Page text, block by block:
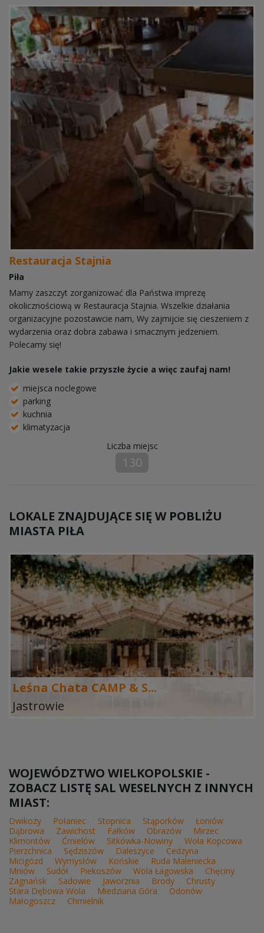
Restauracja Stajnia
Piła
Mamy zaszczyt zorganizować dla Państwa imprezę
okolicznościową w Restauracja Stajnia. Wszelkie działania
organizacyjne pozostawcie nam, Wy zajmijcie się cieszeniem z
wydarzenia oraz dobra zabawa i smacznym jedzeniem.
Polecamy się!
Jakie wesele takie przyszłe życie a więc zaufaj nam!
miejsca noclegowe
parking
kuchnia
klimatyzacja
Liczba miejsc
130
LOKALE ZNAJDUJĄCE SIĘ W POBLIŻU
MIASTA PIŁA
Leśna Chata CAMP & S...
Jastrowie
WOJEWÓDZTWO WIELKOPOLSKIE -
ZOBACZ LISTĘ SAL WESELNYCH Z INNYCH
MIAST:
Dwikozy Połaniec Stopnica Stąporków
Łoniów
Dąbrowa
Zawichost Fałków Obrazów
Mirzec
Klimontów
Ćmielów Sitkówka-Nowiny
Wola Kopcowa
Pierzchnica
Sędziszów Daleszyce
Cedzyna
Micigózd
Wymysłów Końskie
Ruda Maleniecka
Mniów
Sudół Piekoszów Wola Łagowska
Chęciny
Zagnańsk
Sadowie Jaworznia Brody
Chrusty
Stara Dębowa Wola
Miedziana Góra
Odonów
Małogoszcz
Chmielnik